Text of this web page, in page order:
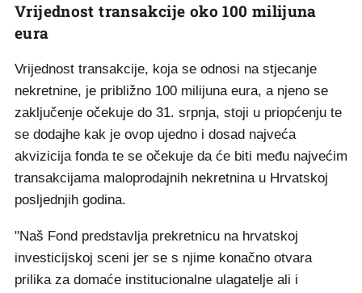
Vrijednost transakcije oko 100 milijuna
eura
Vrijednost transakcije, koja se odnosi na stjecanje
nekretnine, je približno 100 milijuna eura, a njeno se
zaključenje očekuje do 31. srpnja, stoji u priopćenju te
se dodajhe kak je ovop ujedno i dosad najveća
akvizicija fonda te se očekuje da će biti među najvećim
transakcijama maloprodajnih nekretnina u Hrvatskoj
posljednjih godina.
"Naš Fond predstavlja prekretnicu na hrvatskoj
investicijskoj sceni jer se s njime konačno otvara
prilika za domaće institucionalne ulagatelje ali i